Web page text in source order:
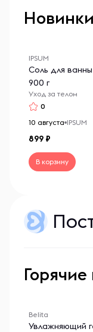
IPSUM
Соль для
900 г
Уход за телом
0
10 августа IPSUM
899
В корзину
Belita
Увлажняющий